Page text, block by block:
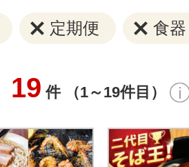
定期便 食器
19 件 （1～19件目）